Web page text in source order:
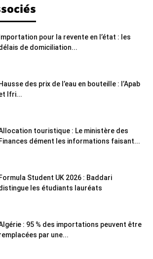
pour la revente en l’état : les
de domiciliation...
des prix de l’eau en bouteille : l’Apab
Ifri...
touristique : Le ministère des
dément les informations faisant...
Student UK 2026 : Baddari
les étudiants lauréats
: 95 % des importations peuvent être
par une...